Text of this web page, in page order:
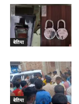
बेतिया
बेतिया